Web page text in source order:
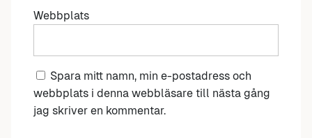
Webbplats
Spara mitt namn, min e-postadress och
webbplats i denna webbläsare till nästa gång
jag skriver en kommentar.